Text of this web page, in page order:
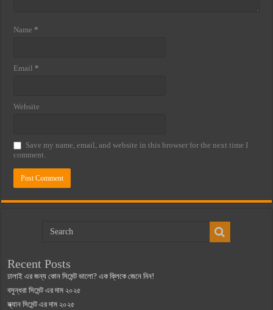
Name *
Email *
Website
Save my name, email, and website in this browser for the next time I
comment.
Recent Posts
ঢালাই এর জন্য কোন সিমেন্ট ভালো? এক ক্লিকে জেনে নিন!
বসুন্ধরা সিমেন্ট এর দাম ২০২৫
স্ক্যান সিমেন্ট এর দাম ২০২৫